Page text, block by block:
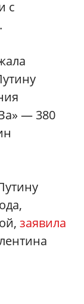
с
— 380
заявила